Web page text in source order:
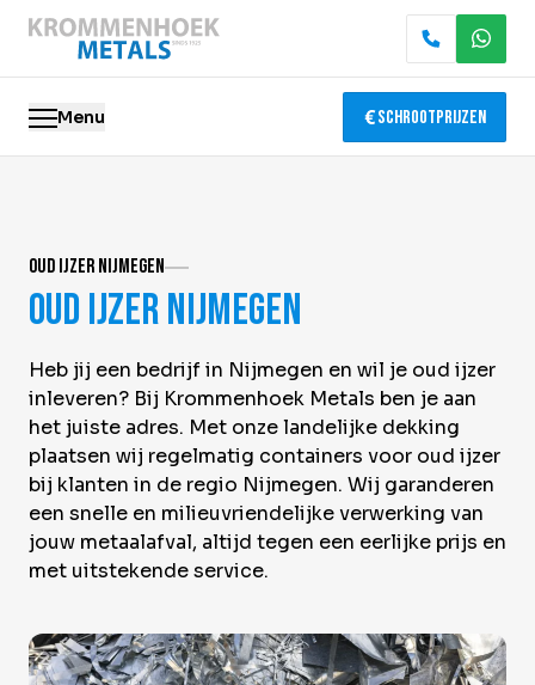
Menu Schrootprijzen
Elektronica recycling
Slopen & demontage
Katalysator recycling
Containerservice
Locaties
Over Krommenhoek
Sustainability
NL
Oud ijzer Nijmegen
Oud ijzer Nijmegen
Heb jij een bedrijf in Nijmegen en wil je oud ijzer
inleveren? Bij Krommenhoek Metals ben je aan
het juiste adres. Met onze landelijke dekking
plaatsen wij regelmatig containers voor oud ijzer
bij klanten in de regio Nijmegen. Wij garanderen
een snelle en milieuvriendelijke verwerking van
jouw metaalafval, altijd tegen een eerlijke prijs en
met uitstekende service.